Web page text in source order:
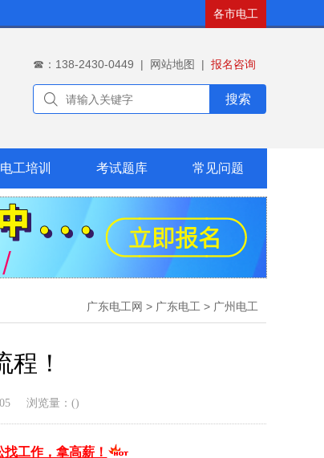
各市电工
☎：138-2430-0449 | 网站地图 | 报名咨询
搜索
电工培训 考试题库 常见问题
广东电工网 > 广东电工 > 广州电工
！
浏览量：()
工作，拿高薪！